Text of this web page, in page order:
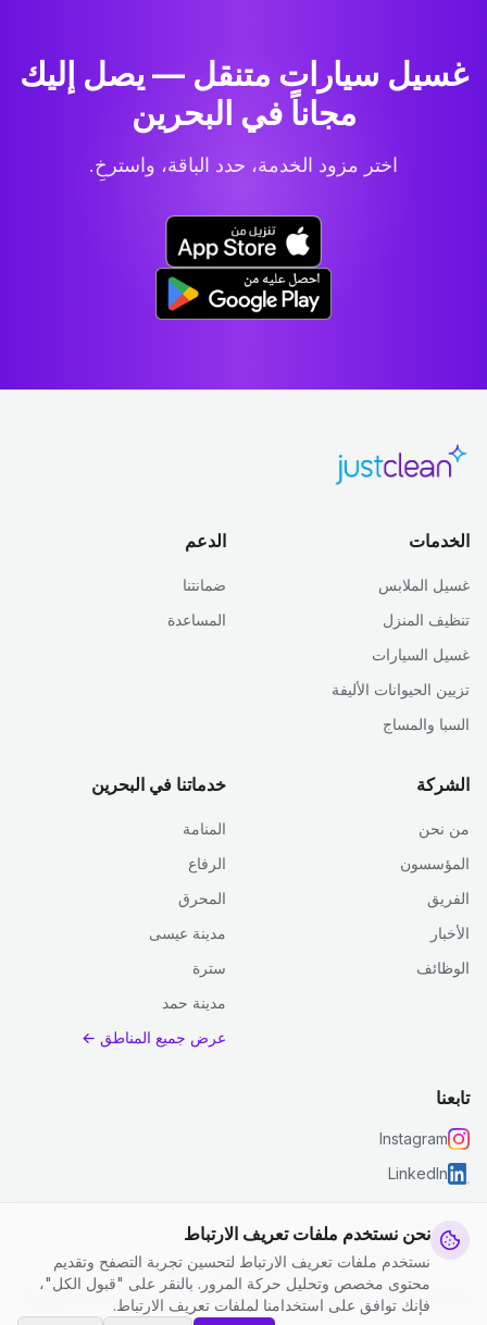
نحن نستخدم ملفات تعريف الارتباط
نستخدم ملفات تعريف الارتباط لتحسين تجربة التصفح وتقديم
محتوى مخصص وتحليل حركة المرور. بالنقر على "قبول الكل"،
فإنك توافق على استخدامنا لملفات تعريف الارتباط.
غسيل سيارات متنقل — يصل إليك
مجاناً في البحرين
اختر مزود الخدمة، حدد الباقة، واسترخِ.
الخدمات
غسيل الملابس
تنظيف المنزل
غسيل السيارات
تزيين الحيوانات الأليفة
السبا والمساج
الدعم
ضمانتنا
المساعدة
الشركة
من نحن
المؤسسون
الفريق
الأخبار
الوظائف
خدماتنا في البحرين
المنامة
الرفاع
المحرق
مدينة عيسى
سترة
مدينة حمد
عرض جميع المناطق ←
تابعنا
Instagram
LinkedIn
© 2026 جست كلين. جميع الحقوق محفوظة.
سياسة الخصوصية
الشروط والأحكام | إعدادات ملفات تعريف الارتباط